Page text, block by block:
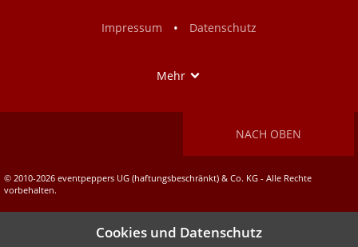
Impressum
• Datenschutz
Mehr
NACH OBEN
© 2010-2026 eventpeppers UG (haftungsbeschränkt) & Co. KG - Alle Rechte
vorbehalten.
Cookies und Datenschutz